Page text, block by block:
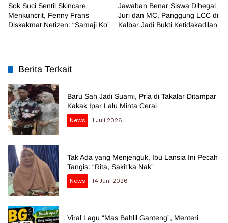
Sok Suci Sentil Skincare
Menkuncrit, Fenny Frans
Diskakmat Netizen: “Samaji Ko”
Jawaban Benar Siswa Dibegal
Juri dan MC, Panggung LCC di
Kalbar Jadi Bukti Ketidakadilan
Berita Terkait
Baru Sah Jadi Suami, Pria di Takalar Ditampar
Kakak Ipar Lalu Minta Cerai
News
1 Juli 2026
Tak Ada yang Menjenguk, Ibu Lansia Ini Pecah
Tangis: “Rita, Sakit’ka Nak”
News
14 Juni 2026
Viral Lagu “Mas Bahlil Ganteng”, Menteri